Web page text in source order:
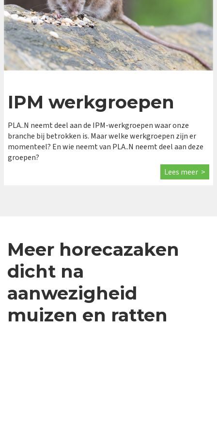
IPM werkgroepen
PLA..N neemt deel aan de IPM-werkgroepen waar onze
branche bij betrokken is. Maar welke werkgroepen zijn er
momenteel? En wie neemt van PLA..N neemt deel aan deze
groepen?
Lees meer >
Meer horecazaken
dicht na
aanwezigheid
muizen en ratten